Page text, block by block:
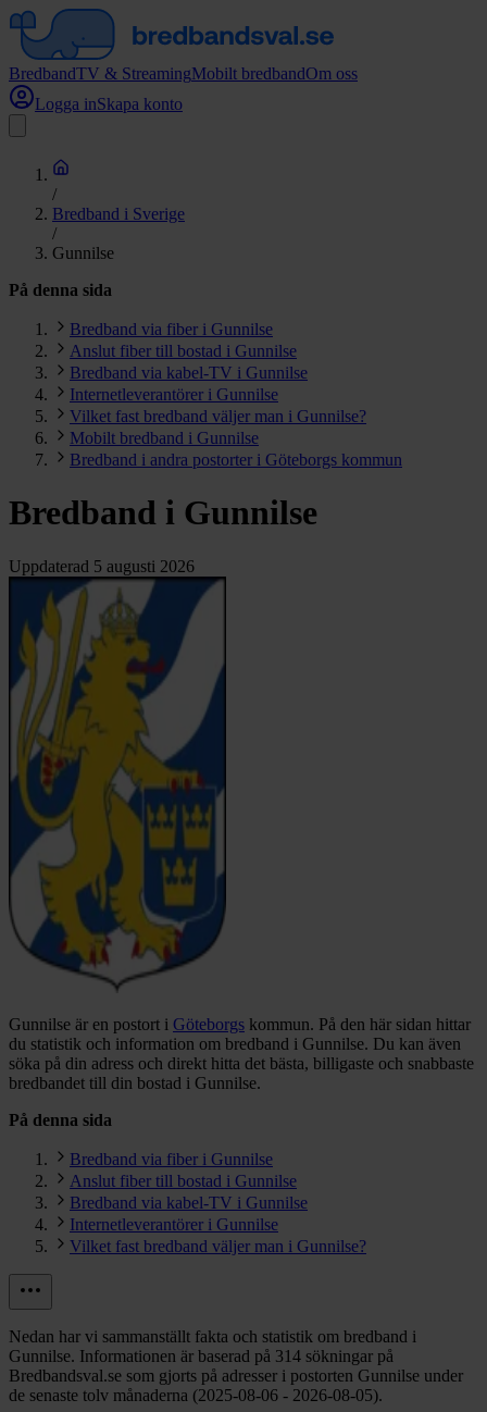
BredbandTV & StreamingMobilt bredbandOm oss
Logga inSkapa konto
/
Bredband i Sverige
/
Gunnilse
På denna sida
Bredband via fiber i Gunnilse
Anslut fiber till bostad i Gunnilse
Bredband via kabel-TV i Gunnilse
Internetleverantörer i Gunnilse
Vilket fast bredband väljer man i Gunnilse?
Mobilt bredband i Gunnilse
Bredband i andra postorter i Göteborgs kommun
Bredband i Gunnilse
Uppdaterad 5 augusti 2026
Gunnilse är en postort i Göteborgs kommun. På den här sidan hittar
du statistik och information om bredband i Gunnilse. Du kan även
söka på din adress och direkt hitta det bästa, billigaste och snabbaste
bredbandet till din bostad i Gunnilse.
På denna sida
Bredband via fiber i Gunnilse
Anslut fiber till bostad i Gunnilse
Bredband via kabel-TV i Gunnilse
Internetleverantörer i Gunnilse
Vilket fast bredband väljer man i Gunnilse?
Nedan har vi sammanställt fakta och statistik om bredband i
Gunnilse. Informationen är baserad på 314 sökningar på
Bredbandsval.se som gjorts på adresser i postorten Gunnilse under
de senaste tolv månaderna (2025-08-06 - 2026-08-05).